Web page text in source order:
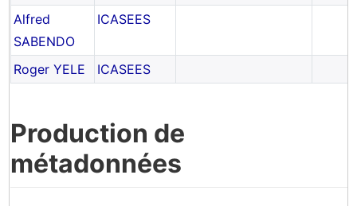
Alfred
SABENDO
ICASEES
Roger YELE ICASEES
Production de
métadonnées